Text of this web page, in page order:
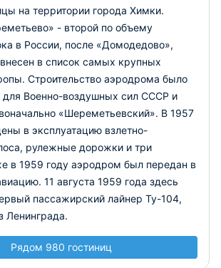
на территории города Химки.
- второй по объему
в России, после «Домодедово»,
в список самых крупных
Строительство аэродрома было
для Военно-воздушных сил СССР и
«Шереметьевский». В 1957
в эксплуатацию взлетно-
рулежные дорожки и три
в 1959 году аэродром был передан в
11 августа 1959 года здесь
пассажирский лайнер Ту-104,
Ленинграда.
Рядом 980 гостиниц